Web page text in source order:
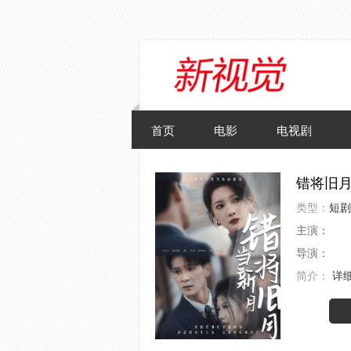
首页 电影 电视剧
错将旧
类型： 短剧
主演：
导演：
简介： 详